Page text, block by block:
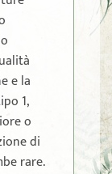
e la
1,
o
di
rare.